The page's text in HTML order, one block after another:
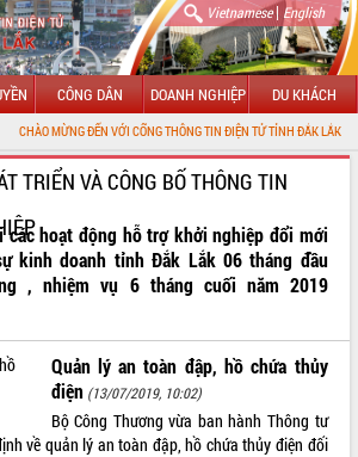
Vietnamese| English
CÔNG DÂN DOANH NGHIỆP DU KHÁCH
MỪNG ĐẾN VỚI CỔNG THÔNG TIN ĐIỆN TỬ TỈNH ĐẮK LẮK
TRIỂN VÀ CÔNG BỐ THÔNG TIN
các hoạt động hỗ trợ khởi nghiệp đổi mới
kinh doanh tỉnh Đắk Lắk 06 tháng đầu
, nhiệm vụ 6 tháng cuối năm 2019
Quản lý an toàn đập, hồ chứa thủy
điện (13/07/2019, 10:02)
Bộ Công Thương vừa ban hành Thông tư
về quản lý an toàn đập, hồ chứa thủy điện đối